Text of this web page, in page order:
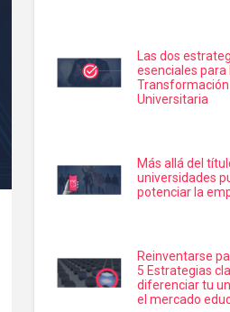
Las dos
esenciales para
Transformación
Universitaria
Más allá del
universidades
potenciar la
Reinventarse
5 Estrategias
diferenciar tu
el mercado